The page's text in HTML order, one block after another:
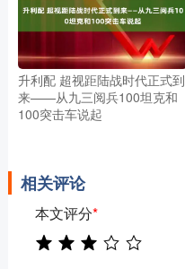
升利配 超视距陆战时代正式到
来——从九三阅兵100坦克和
100突击车说起
相关评论
本文评分*